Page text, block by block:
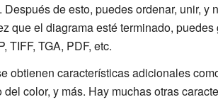
de esto, puedes ordenar, unir, y
que el diagrama esté terminado,
TIFF, TGA, PDF, etc.
obtienen características adicionales
color, y más. Hay muchas otras